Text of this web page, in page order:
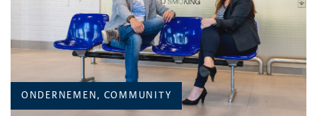
ONDERNEMEN, COMMUNITY